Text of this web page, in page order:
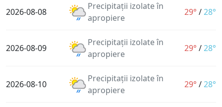
2026-08-08
Precipitații izolate în
apropiere
29° /28°
2026-08-09
Precipitații izolate în
apropiere
29° /28°
2026-08-10
Precipitații izolate în
apropiere
29° /28°